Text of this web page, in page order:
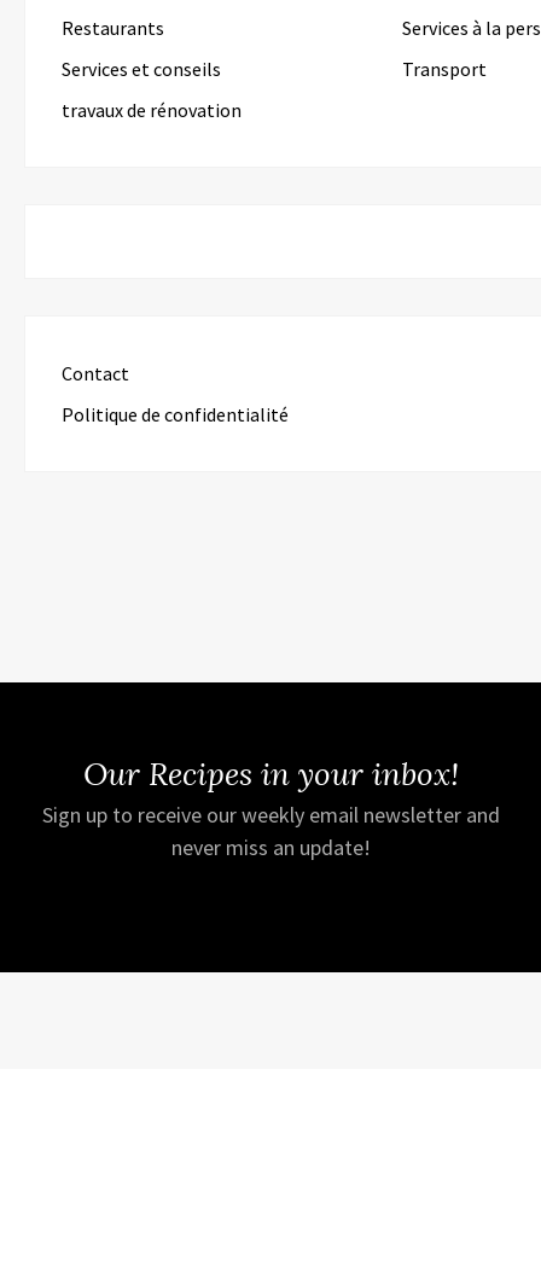
Restaurants
Services à la
Services et conseils
Transport
travaux de rénovation
Contact
Politique de confidentialité
Our Recipes in your inbox!
Sign up to receive our weekly email newsletter and
never miss an update!